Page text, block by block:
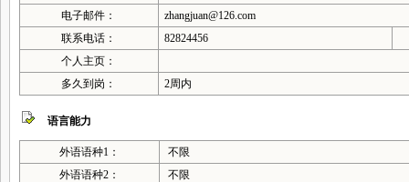
电子邮件：
zhangjuan@126.com
联系电话：
82824456
个人主页：
多久到岗：
2周内
语言能力
外语语种1：
不限
外语语种2：
不限